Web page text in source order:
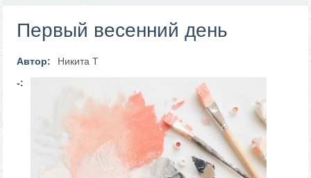
Первый весенний день
Автор:
Никита Т
-: